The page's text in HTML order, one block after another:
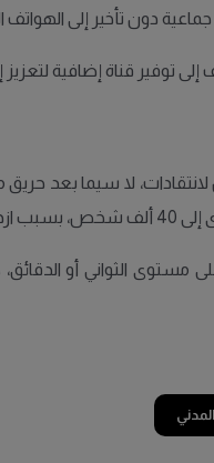
جماعية دون تأخير إلى
لا سيما بعد
نقلته
على مستوى الثواني أو